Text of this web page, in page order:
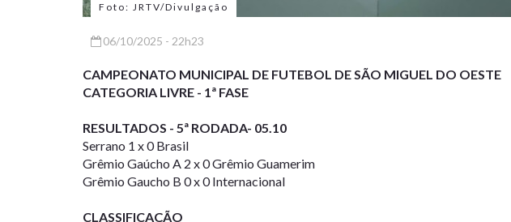
Foto: JRTV/Divulgação
06/10/2025 - 22h23
CAMPEONATO MUNICIPAL DE FUTEBOL DE SÃO MIGUEL DO OESTE
CATEGORIA LIVRE - 1ª FASE
RESULTADOS - 5ª RODADA- 05.10
Serrano 1 x 0 Brasil
Grêmio Gaúcho A 2 x 0 Grêmio Guamerim
Grêmio Gaucho B 0 x 0 Internacional
CLASSIFICAÇÃO